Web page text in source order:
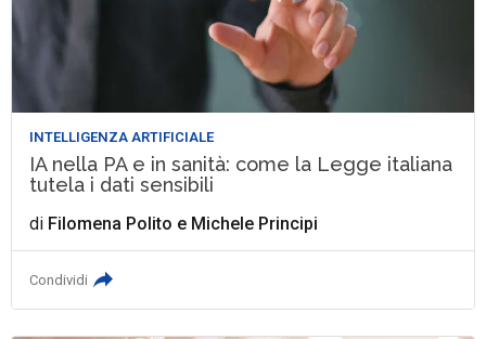
INTELLIGENZA ARTIFICIALE
IA nella PA e in sanità: come la Legge italiana
tutela i dati sensibili
di Filomena Polito e Michele Principi
Condividi